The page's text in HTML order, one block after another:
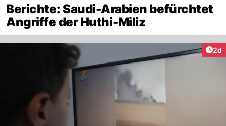
Berichte: Saudi-Arabien befürchtet
Angriffe der Huthi-Miliz
2d